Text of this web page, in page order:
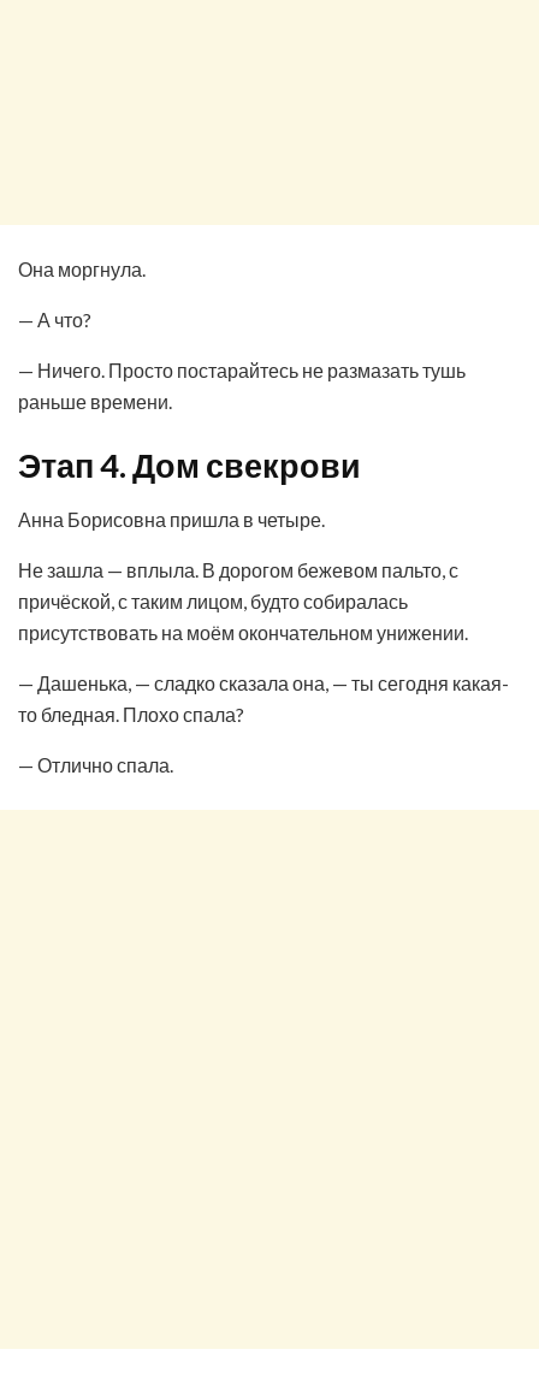
Она моргнула.
— А что?
— Ничего. Просто постарайтесь не размазать тушь
раньше времени.
Этап 4. Дом свекрови
Анна Борисовна пришла в четыре.
Не зашла — вплыла. В дорогом бежевом пальто, с
причёской, с таким лицом, будто собиралась
присутствовать на моём окончательном унижении.
— Дашенька, — сладко сказала она, — ты сегодня какая-
то бледная. Плохо спала?
— Отлично спала.